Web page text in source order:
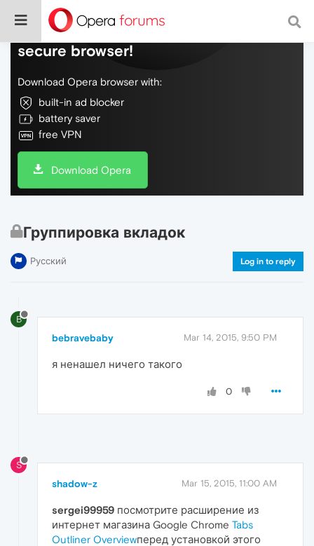
Do more on the web, with a fast and
secure browser!
Download Opera browser with:
built-in ad blocker
battery saver
free VPN
Download Opera
Группировка вкладок
Русский Log in to reply
B
bebravebaby Mar 14, 2015, 9:50 PM
я ненашел ничего такого
0
S
shadow-z Mar 15, 2015, 11:00 AM
sergei99959 посмотрите расширение из
интернет магазина Google Chrome Tabs
Outliner Overviewперед установкой этого